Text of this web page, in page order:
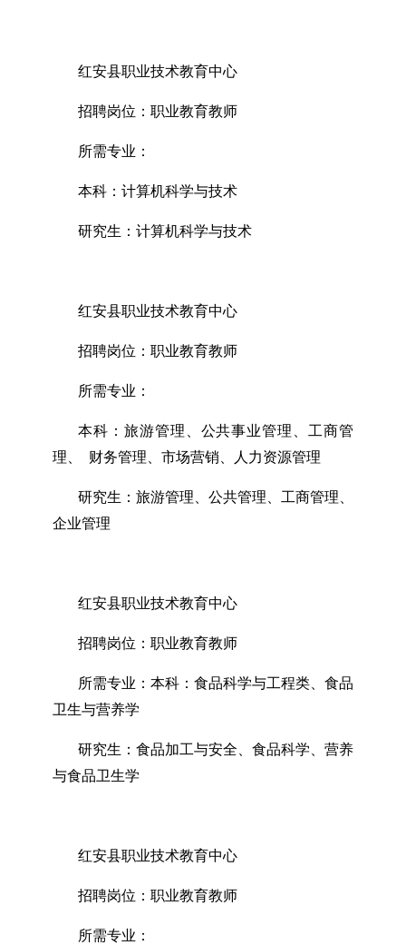
红安县职业技术教育中心
招聘岗位：职业教育教师
所需专业：
本科：计算机科学与技术
研究生：计算机科学与技术
红安县职业技术教育中心
招聘岗位：职业教育教师
所需专业：
本科：旅游管理、公共事业管理、工商管
理、 财务管理、市场营销、人力资源管理
研究生：旅游管理、公共管理、工商管理、
企业管理
红安县职业技术教育中心
招聘岗位：职业教育教师
所需专业：本科：食品科学与工程类、食品
卫生与营养学
研究生：食品加工与安全、食品科学、营养
与食品卫生学
红安县职业技术教育中心
招聘岗位：职业教育教师
所需专业：